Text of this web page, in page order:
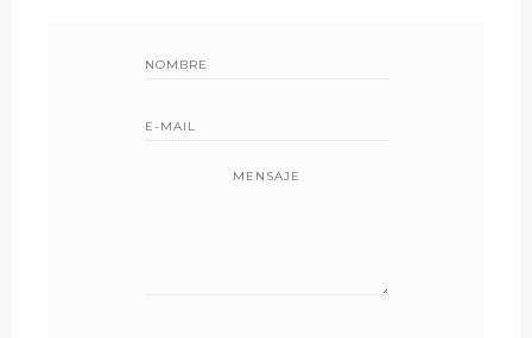
MENSAJE